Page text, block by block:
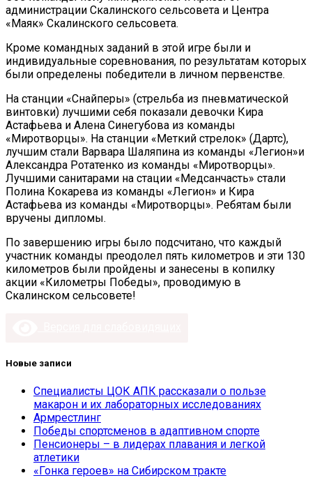
администрации Скалинского сельсовета и Центра
«Маяк» Скалинского сельсовета.
Кроме командных заданий в этой игре были и
индивидуальные соревнования, по результатам которых
были определены победители в личном первенстве.
На станции «Снайперы» (стрельба из пневматической
винтовки) лучшими себя показали девочки Кира
Астафьева и Алена Синегубова из команды
«Миротворцы». На станции «Меткий стрелок» (Дартс),
лучшим стали Варвара Шаляпина из команды «Легион»и
Александра Ротатенко из команды «Миротворцы».
Лучшими санитарами на стации «Медсанчасть» стали
Полина Кокарева из команды «Легион» и Кира
Астафьева из команды «Миротворцы». Ребятам были
вручены дипломы.
По завершению игры было подсчитано, что каждый
участник команды преодолел пять километров и эти 130
километров были пройдены и занесены в копилку
акции «Километры Победы», проводимую в
Скалинском сельсовете!
Новые записи
Специалисты ЦОК АПК рассказали о пользе
макарон и их лабораторных исследованиях
Армрестлинг
Победы спортсменов в адаптивном спорте
Пенсионеры – в лидерах плавания и легкой
атлетики
«Гонка героев» на Сибирском тракте